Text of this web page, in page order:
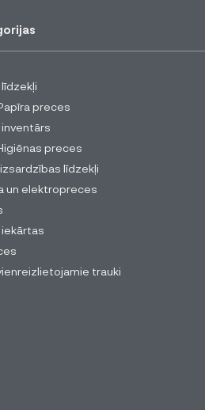
preces
preces
līdzekļi
un elektropreces
trauki